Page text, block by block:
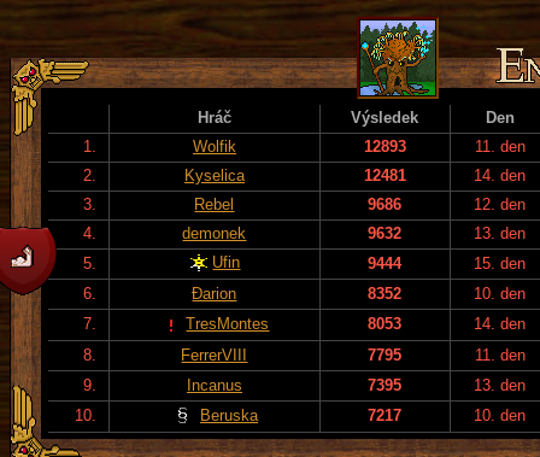
Hráč Výsledek
Den
1.
Wolfik 12893
11. den
2.
Kyselica 12481
14. den
3.
Rebel 9686
12. den
4.
demonek 9632
13. den
5.
Ufin 9444
15. den
6.
Đarion 8352
10. den
7.
TresMontes 8053
14. den
8.
FerrerVIII 7795
11. den
9.
Incanus 7395
13. den
10.
Beruska 7217 10. den